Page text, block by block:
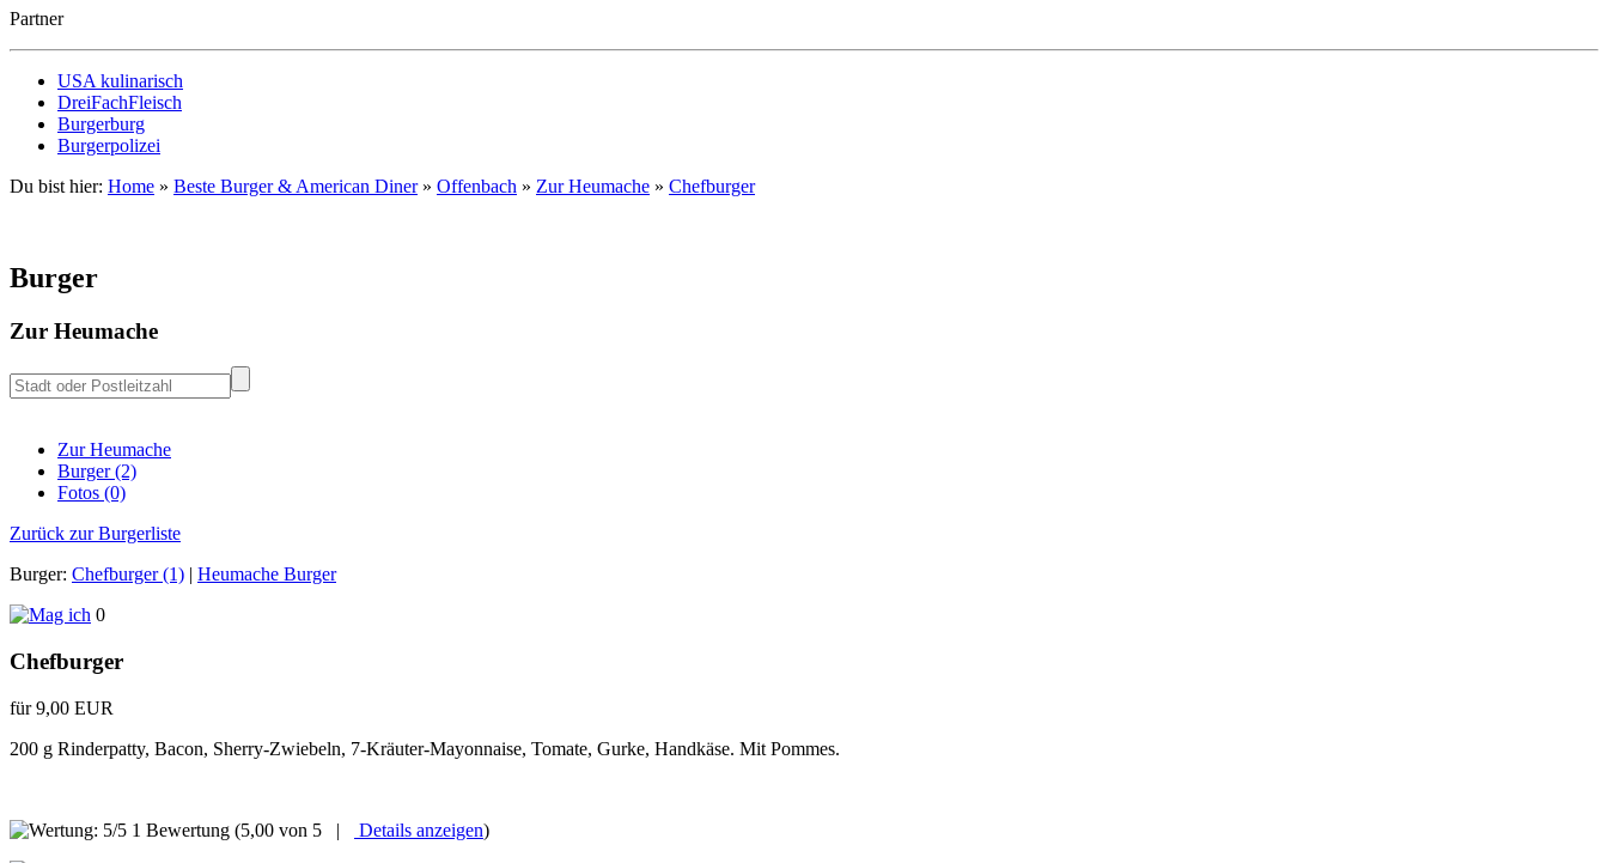
Partner
USA kulinarisch
DreiFachFleisch
Burgerburg
Burgerpolizei
Du bist hier: Home » Beste Burger & American Diner» Offenbach » Zur Heumache » Chefburger
Burger
Zur Heumache
Zur Heumache
Burger (2)
Fotos (0)
Zurück zur Burgerliste
Burger: Chefburger (1) | Heumache Burger
0
Chefburger
für 9,00 EUR
200 g Rinderpatty, Bacon, Sherry-Zwiebeln, 7-Kräuter-Mayonnaise, Tomate, Gurke, Handkäse. Mit Pommes.
1 Bewertung (5,00 von 5 | Details anzeigen)